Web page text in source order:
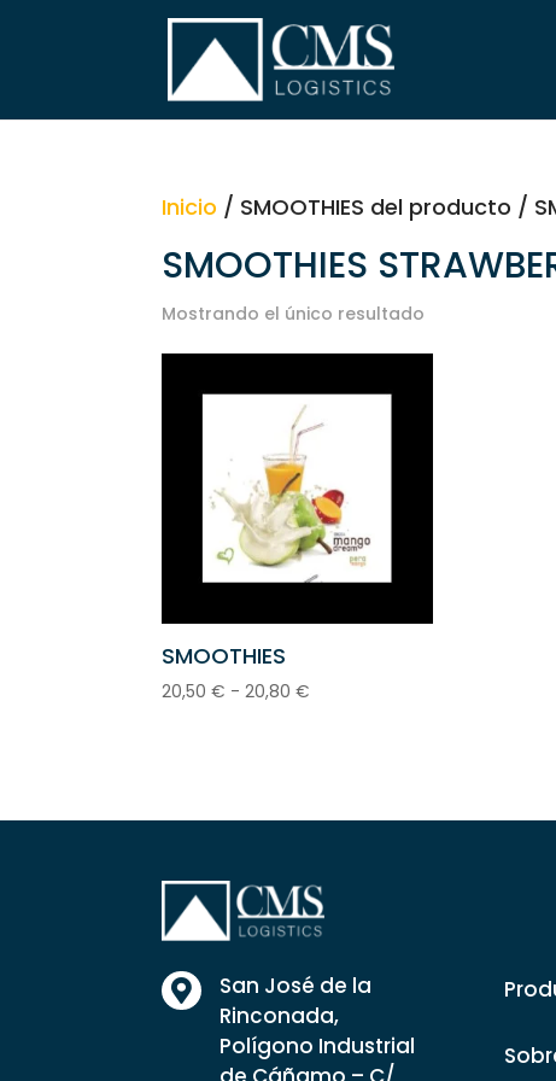
Inicio / SMOOTHIES del producto /
SMOOTHIES
Mostrando el único resultado
SMOOTHIES
20,50€ - 20,80€

San José de la
Rinconada,
Polígono Industrial